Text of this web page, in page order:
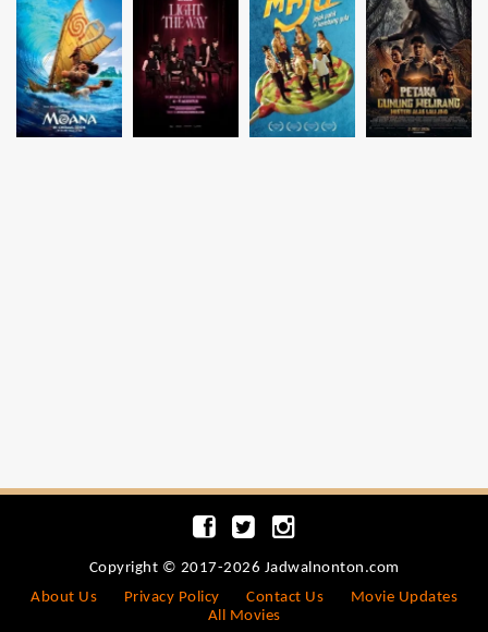
Copyright © 2017-2026 Jadwalnonton.com
About Us
Privacy Policy Contact Us
Movie Updates
All Movies